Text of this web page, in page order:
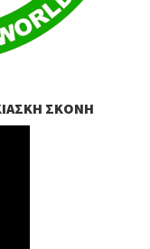
ΣΚΌΝΗ